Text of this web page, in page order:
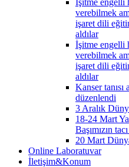
verebilmek
işaret dili
aldılar
İşitme engelli
verebilmek
işaret dili
aldılar
Kanser tanısı
düzenlendi
3 Aralık
18-24 Mart
Başımızın
20 Mart
Online Laboratuvar
İletişim&Konum